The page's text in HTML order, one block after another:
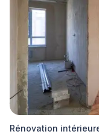
Rénovation